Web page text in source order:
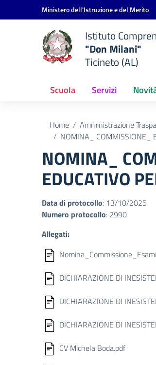
Vai ai contenuti
Vai al menu di navigazioneMinistero dell'Istruzione e del Merito
Istituto
"Don Milani"
Ticineto (AL)
Scuola Servizi
Home Amministrazione
NOMINA_ COMMISSIONE_
NOMINA_
EDUCATIVO
Data di protocollo: 13/10/2025
Numero protocollo: 2990
Allegati:
DICHIARAZIONE DI
DICHIARAZIONE DI
DICHIARAZIONE DI
CV Michela Boda.pdf